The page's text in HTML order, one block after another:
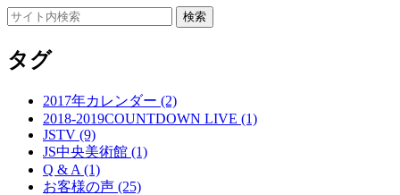
タグ
2017年カレンダー (2)
2018-2019COUNTDOWN LIVE (1)
JSTV (9)
JS中央美術館 (1)
Q & A (1)
お客様の声 (25)